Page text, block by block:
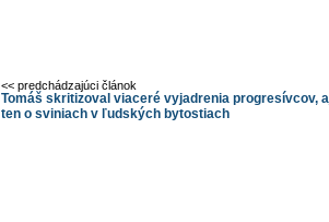
<< predchádzajúci článok
Tomáš skritizoval viaceré vyjadrenia progresívcov,
ten o sviniach v ľudských bytostiach